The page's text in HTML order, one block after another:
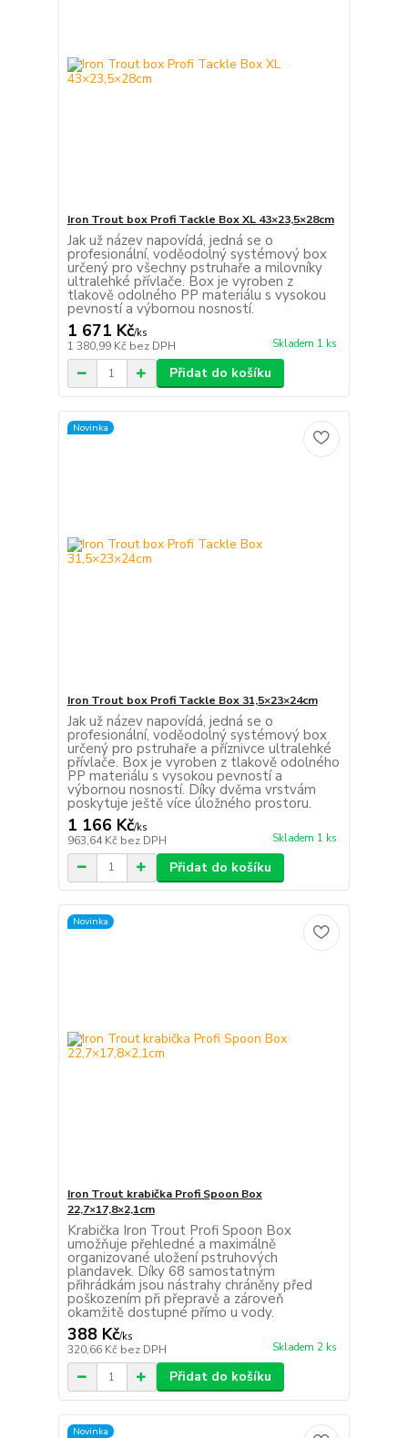
Iron Trout box Profi Tackle Box XL 43×23,5×28cm
Jak už název napovídá, jedná se o
profesionální, voděodolný systémový box
určený pro všechny pstruhaře a milovníky
ultralehké přívlače. Box je vyroben z
tlakově odolného PP materiálu s vysokou
pevností a výbornou nosností.
1 671 Kč/ks
1 380,99 Kč bez DPH Skladem 1 ks
Přidat do košíku
Novinka
Iron Trout box Profi Tackle Box 31,5×23×24cm
Jak už název napovídá, jedná se o
profesionální, voděodolný systémový box
určený pro pstruhaře a příznivce ultralehké
přívlače. Box je vyroben z tlakově odolného
PP materiálu s vysokou pevností a
výbornou nosností. Díky dvěma vrstvám
poskytuje ještě více úložného prostoru.
1 166 Kč/ks
963,64 Kč bez DPH Skladem 1 ks
Přidat do košíku
Novinka
Iron Trout krabička Profi Spoon Box
22,7×17,8×2,1cm
Krabička Iron Trout Profi Spoon Box
umožňuje přehledné a maximálně
organizované uložení pstruhových
plandavek. Díky 68 samostatným
přihrádkám jsou nástrahy chráněny před
poškozením při přepravě a zároveň
okamžitě dostupné přímo u vody.
388 Kč/ks
320,66 Kč bez DPH Skladem 2 ks
Přidat do košíku
Novinka